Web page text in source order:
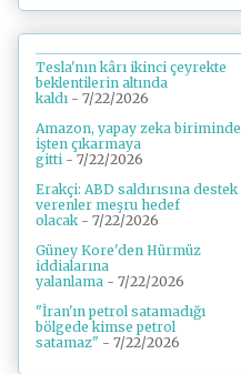
Tesla'nın kârı ikinci çeyrekte
beklentilerin altında
kaldı - 7/22/2026
Amazon, yapay zeka biriminde
işten çıkarmaya
gitti - 7/22/2026
Erakçi: ABD saldırısına destek
verenler meşru hedef
olacak - 7/22/2026
Güney Kore'den Hürmüz
iddialarına
yalanlama - 7/22/2026
"İran'ın petrol satamadığı
bölgede kimse petrol
satamaz" - 7/22/2026